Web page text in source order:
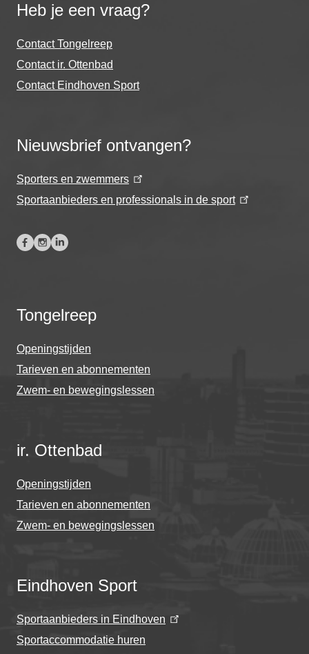
Heb je een vraag?
Contact Tongelreep
Contact ir. Ottenbad
Contact Eindhoven Sport
Nieuwsbrief ontvangen?
Sporters en zwemmers
Sportaanbieders en professionals in de sport
Tongelreep
Openingstijden
Tarieven en abonnementen
Zwem- en bewegingslessen
ir. Ottenbad
Openingstijden
Tarieven en abonnementen
Zwem- en bewegingslessen
Eindhoven Sport
Sportaanbieders in Eindhoven
Sportaccommodatie huren